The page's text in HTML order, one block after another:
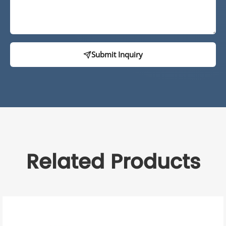
Submit Inquiry
Related Products